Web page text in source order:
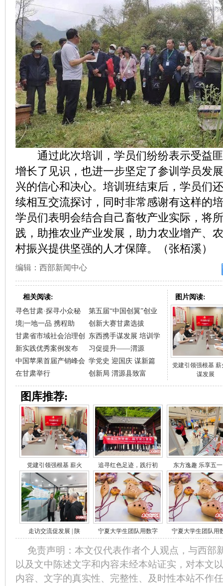
通过此次培训，学员们纷纷表示受益匪
增长了见识，也进一步坚定了参训学员发
兴的信心和决心。培训班结束后，学员们
续相互交流探讨，同时非常感谢有这样的
学员们表明会结合自己畜牧产业实际，将
践，助推农业产业发展，助力农业增产、
村振兴提供坚强的人才保障。（张栢溪）
编辑：西部新闻中心
相关阅读:
寻色甘肃·探寻小众秘
境|一地一品 携程助
第五届“中国创翼”创业
创新大赛甘肃选拔
甘肃省市域社会治理创
新实践优秀案例发布
东西携手谋发展 培训学
习促提升——渭源
中国苹果首届产销峰会
在甘肃举行
学党史 迎国庆 谋新篇
创新局 渭源县致富
图片阅读:
党建引领强根基 薪
谋发展
图库推荐:
党建引领强根基 薪火 追寻红色足迹，践行初 东方逸趣 乐享五
走访交流促发展 | 陕 宁夏大学生团队用数字 宁夏大学生团队用
免责声明：本文仅代表作者个人观点，与西部
以及文中陈述文字和内容未经本站证实，对本文
内容、文字的真实性、完整性、及时性本站不作